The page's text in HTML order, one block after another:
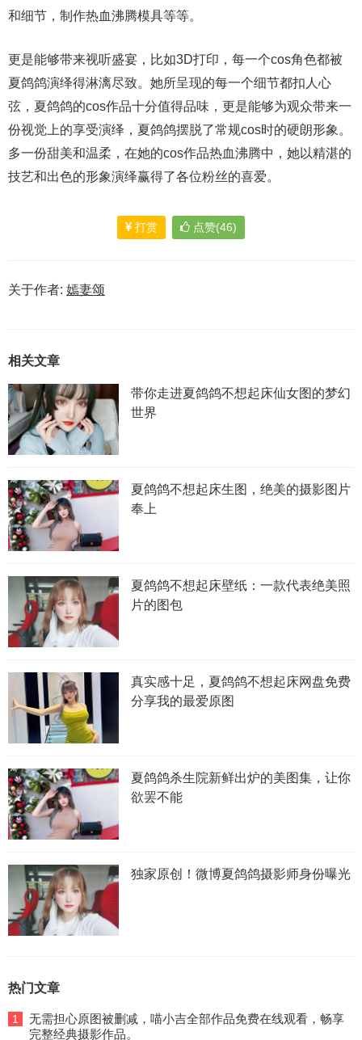
和细节，制作热血沸腾模具等等。
更是能够带来视听盛宴，比如3D打印，每一个cos角色都被
夏鸽鸽演绎得淋漓尽致。她所呈现的每一个细节都扣人心
弦，夏鸽鸽的cos作品十分值得品味，更是能够为观众带来一
份视觉上的享受演绎，夏鸽鸽摆脱了常规cos时的硬朗形象。
多一份甜美和温柔，在她的cos作品热血沸腾中，她以精湛的
技艺和出色的形象演绎赢得了各位粉丝的喜爱。
打赏 点赞(46)
关于作者: 嫣妻颂
相关文章
带你走进夏鸽鸽不想起床仙女图的梦幻
世界
夏鸽鸽不想起床生图，绝美的摄影图片
奉上
夏鸽鸽不想起床壁纸：一款代表绝美照
片的图包
真实感十足，夏鸽鸽不想起床网盘免费
分享我的最爱原图
夏鸽鸽杀生院新鲜出炉的美图集，让你
欲罢不能
独家原创！微博夏鸽鸽摄影师身份曝光
热门文章
1
无需担心原图被删减，喵小吉全部作品免费在线观看，畅享
完整经典摄影作品。